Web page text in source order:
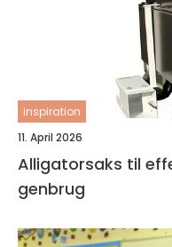
inspiration
11. April 2026
Alligatorsaks til
genbrug